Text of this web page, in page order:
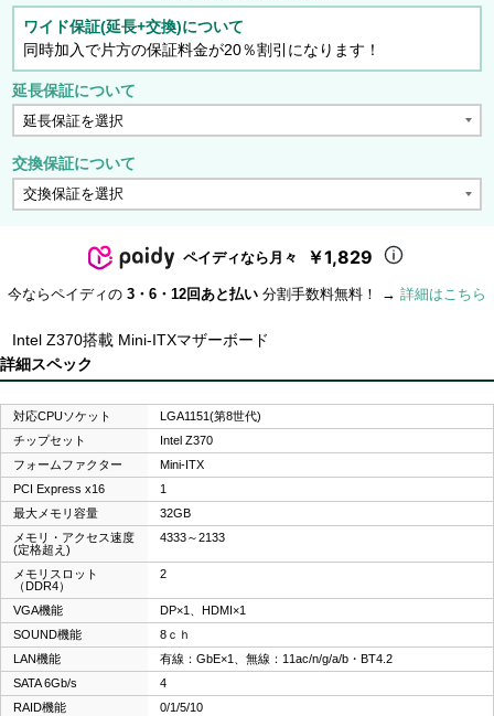
ワイド保証(延長+交換)について
同時加入で片方の保証料金が20％割引になります！
延長保証について
交換保証について
ペイディなら月々 ￥1,829
今ならペイディの 3・6・12回あと払い 分割手数料無料！ → 詳細はこちら
Intel Z370搭載 Mini-ITXマザーボード
詳細スペック
対応CPUソケット
LGA1151(第8世代)
チップセット
Intel Z370
フォームファクター
Mini-ITX
PCI Express x16
1
最大メモリ容量
32GB
メモリ・アクセス速度
(定格超え)
4333～2133
メモリスロット
（DDR4）
2
VGA機能
DP×1、HDMI×1
SOUND機能
8ｃｈ
LAN機能
有線：GbE×1、無線：11ac/n/g/a/b・BT4.2
SATA 6Gb/s
4
RAID機能
0/1/5/10